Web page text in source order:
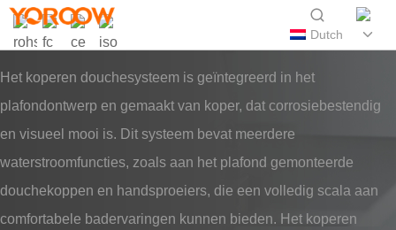
Dutch
Het koperen douchesysteem is geïntegreerd in het
plafondontwerp en gemaakt van koper, dat corrosiebestendig
en visueel mooi is. Dit systeem bevat meerdere
waterstroomfuncties, zoals aan het plafond gemonteerde
douchekoppen en handsproeiers, die een volledig scala aan
comfortabele badervaringen kunnen bieden. Het koperen